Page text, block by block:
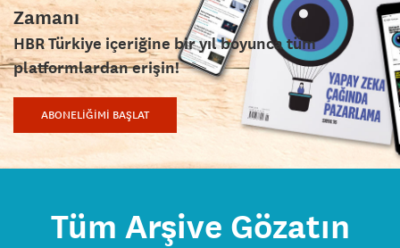
Zamanı
HBR Türkiye içeriğine bir yıl boyunca tüm
platformlardan erişin!
ABONELİĞİMİ BAŞLAT
Tüm Arşive Gözatın